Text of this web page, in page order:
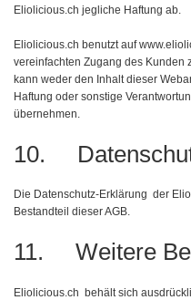
Eliolicious.ch jegliche Haftung ab.
Eliolicious.ch benutzt auf
vereinfachten Zugang des Kunden
kann weder den Inhalt dieser
Haftung oder sonstige
übernehmen.
10.
Die Datenschutz-Erklärung der
Bestandteil dieser AGB.
11. Weitere
Eliolicious.ch behält sich